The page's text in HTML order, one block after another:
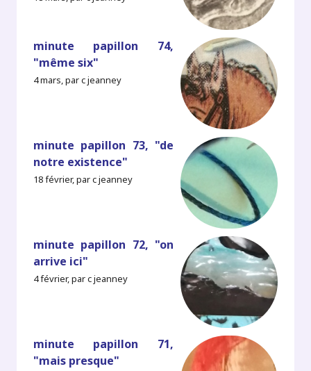
minute papillon 74,
"même six"
4 mars, par c jeanney
minute papillon 73, "de
notre existence"
18 février, par c jeanney
minute papillon 72, "on
arrive ici"
4 février, par c jeanney
minute papillon 71,
"mais presque"